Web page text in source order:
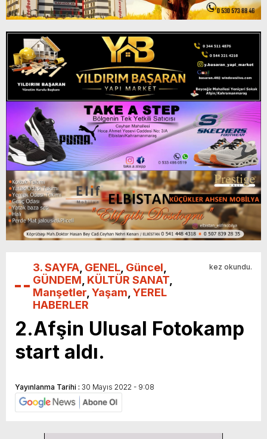
3. SAYFA GENEL Güncel
GÜNDEM KÜLTÜR SANAT
Manşetler Yaşam YEREL
HABERLER
kez okundu.
2.Afşin Ulusal Fotokamp
start aldı.
Yayınlanma Tarihi : 30 Mayıs 2022 - 9:08